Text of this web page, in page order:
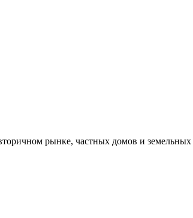
рынке, частных домов и земельных